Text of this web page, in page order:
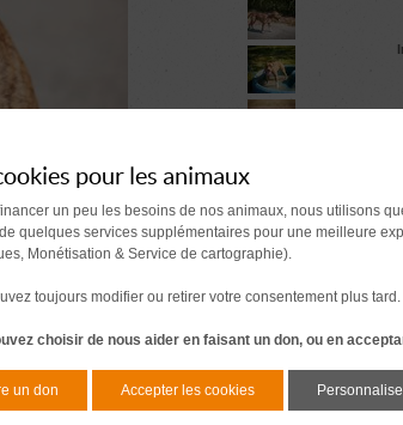
pour les animaux
un peu les besoins de nos animaux, nous utilisons
quelques services supplémentaires pour une meilleure
Monétisation & Service de cartographie).
toujours modifier ou retirer votre consentement plus tard.
choisir de nous aider en faisant un don, ou en
un don Accepter les cookies